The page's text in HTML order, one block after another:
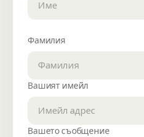
Фамилия
Вашият имейл
Вашето съобщение